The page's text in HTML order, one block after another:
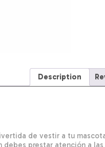
Description
de vestir a tu
prestar atención a